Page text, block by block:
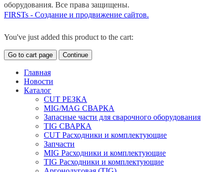
оборудования. Все права защищены.
FIRSTs - Создание и продвижение сайтов.
You've just added this product to the cart:
Go to cart page Continue
Главная
Новости
Каталог
CUT РЕЗКА
MIG/MAG СВАРКА
Запасные части для сварочного оборудования
TIG СВАРКА
CUT Расходники и комплектующие
Запчасти
MIG Расходники и комплектующие
TIG Расходники и комплектующие